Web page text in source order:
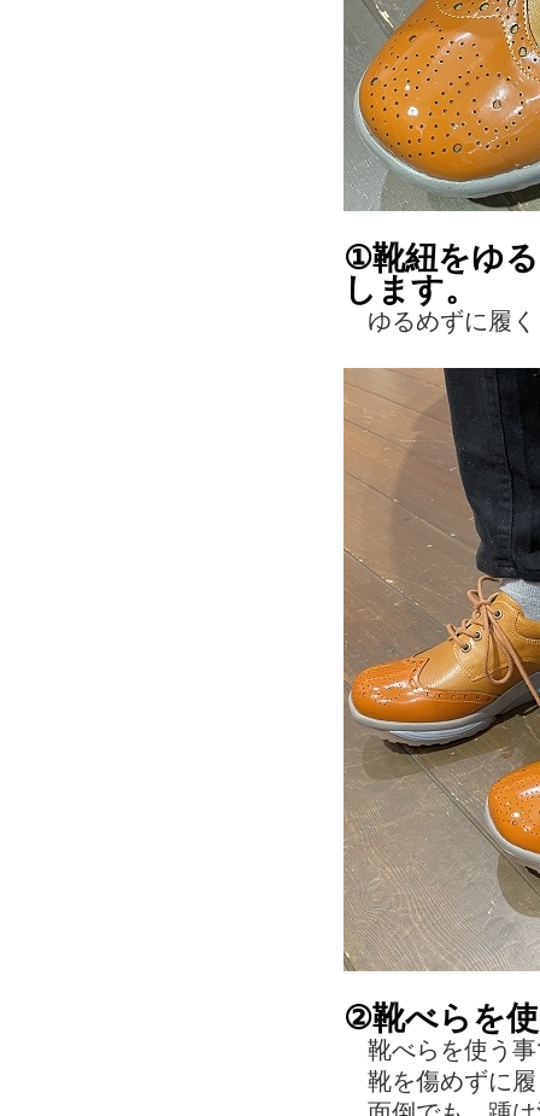
①靴紐をゆ
します。
ゆるめずに履く
②靴べらを
靴べらを使う事
靴を傷めずに履